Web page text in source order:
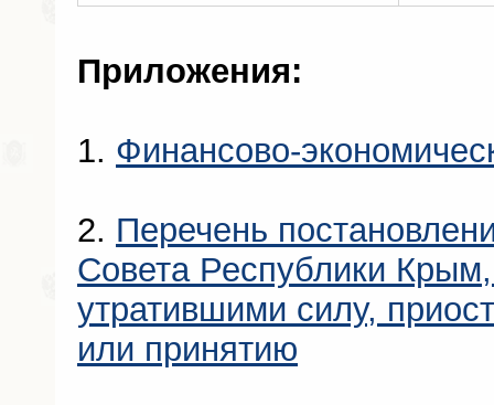
Приложения:
1. Финансово-
2. Перечень
Совета Республики
утратившими силу,
или принятию